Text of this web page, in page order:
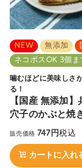
NEW 無添加
ネコポスOK 3個ま
噛むほどに美味しさ
る！
【国産 無添加】
穴子のかぶと焼
販売価格 747 税込
カートに入れ